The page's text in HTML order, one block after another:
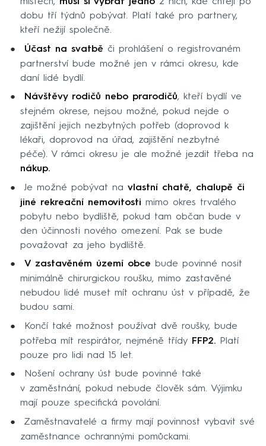
dobu tří týdnů pobývat. Platí také pro partnery,
kteří nežijí společně.
Účast na svatbě či prohlášení o registrovaném
partnerství bude možné jen v rámci okresu, kde
daní lidé bydlí.
Návštěvy rodičů nebo prarodičů, kteří bydlí ve
stejném okrese, nejsou možné, pokud nejde o
zajištění jejich nezbytných potřeb (doprovod k
lékaři, doprovod na úřad, zajištění nezbytné
péče). V rámci okresu je ale možné jezdit třeba na
nákup.
Je možné pobývat na vlastní chatě, chalupě či
jiné rekreační nemovitosti mimo okres trvalého
pobytu nebo bydliště, pokud tam občan bude v
den účinnosti nového omezení. Pak se bude
považovat za jeho bydliště.
V zastavěném území obce bude povinné nosit
minimálně chirurgickou roušku, mimo zastavěné
nebudou lidé muset mít ochranu úst v případě, že
budou sami.
Končí také možnost používat dvě roušky, bude
potřeba mít respirátor, nejméně třídyFFP2.Platí
pouze pro lidi nad 15 let.
Nošení ochrany úst bude povinné také
v zaměstnání, pokud nebude člověk sám. Výjimku
mají pouze specifická povolání.
Zaměstnavatelé a firmy mají povinnost vybavit své
zaměstnance ochrannými pomůckami.